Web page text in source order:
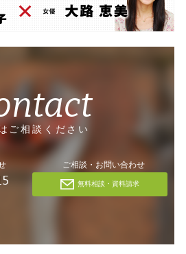
ご相談ください
ご相談・お問い合わせ
無料相談・資料請求